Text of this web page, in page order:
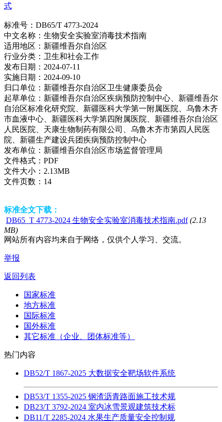
式
标准号： DB65/T 4773-2024
中文名称： 生物安全实验室消毒技术指南
适用地区： 新疆维吾尔自治区
行业分类： 卫生和社会工作
发布日期： 2024-07-11
实施日期： 2024-09-10
归口单位： 新疆维吾尔自治区卫生健康委员会
起草单位： 新疆维吾尔自治区疾病预防控制中心、新疆维吾尔
自治区标准化研究院、新疆医科大学第一附属医院、乌鲁木齐
市血液中心、新疆医科大学第四附属医院、新疆维吾尔自治区
人民医院、天康生物制药有限公司、乌鲁木齐市第四人民医
院、新疆生产建设兵团疾病预防控制中心
发布单位： 新疆维吾尔自治区市场监督管理局
文件格式： PDF
文件大小： 2.13MB
文件页数： 14
标准全文下载：
DB65_T 4773-2024 生物安全实验室消毒技术指南.pdf (2.13
MB)
网站所有内容均来自于网络，仅供个人学习、交流。
举报
返回列表
国家标准
地方标准
国际标准
国外标准
其它标准（企业、团体标准等）
热门内容
DB52/T 1867-2025 大数据安全靶场软件系统
DB53/T 1355-2025 钢渣沥青路面施工技术规
DB23/T 3792-2024 室内冰雪景观建筑技术标
DB11/T 2285-2024 水果生产质量安全控制规